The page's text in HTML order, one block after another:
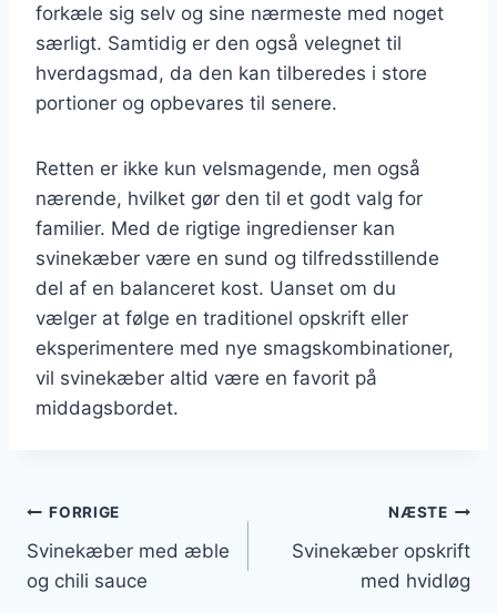
forkæle sig selv og sine nærmeste med noget
særligt. Samtidig er den også velegnet til
hverdagsmad, da den kan tilberedes i store
portioner og opbevares til senere.
Retten er ikke kun velsmagende, men også
nærende, hvilket gør den til et godt valg for
familier. Med de rigtige ingredienser kan
svinekæber være en sund og tilfredsstillende
del af en balanceret kost. Uanset om du
vælger at følge en traditionel opskrift eller
eksperimentere med nye smagskombinationer,
vil svinekæber altid være en favorit på
middagsbordet.
Indlægsnavigation
FORRIGE
Svinekæber med æble
og chili sauce
NÆSTE
Svinekæber opskrift
med hvidløg